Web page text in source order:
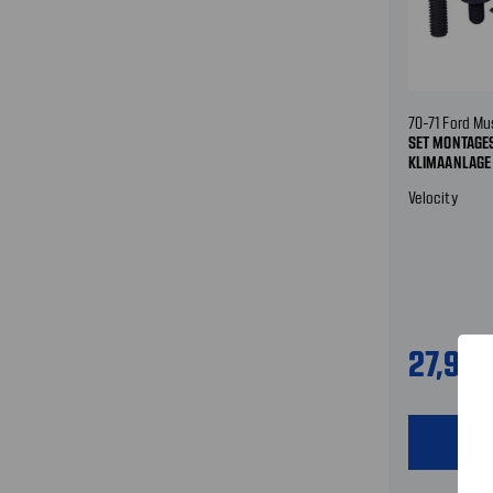
70-71 Ford
SET
KLIMAANLAGE
Velocity